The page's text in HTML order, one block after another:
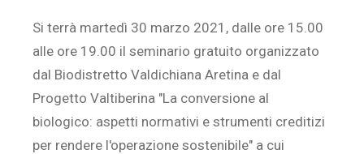
Si terrà martedì 30 marzo 2021, dalle ore 15.00
alle ore 19.00 il seminario gratuito organizzato
dal Biodistretto Valdichiana Aretina e dal
Progetto Valtiberina "La conversione al
biologico: aspetti normativi e strumenti creditizi
per rendere l'operazione sostenibile" a cui